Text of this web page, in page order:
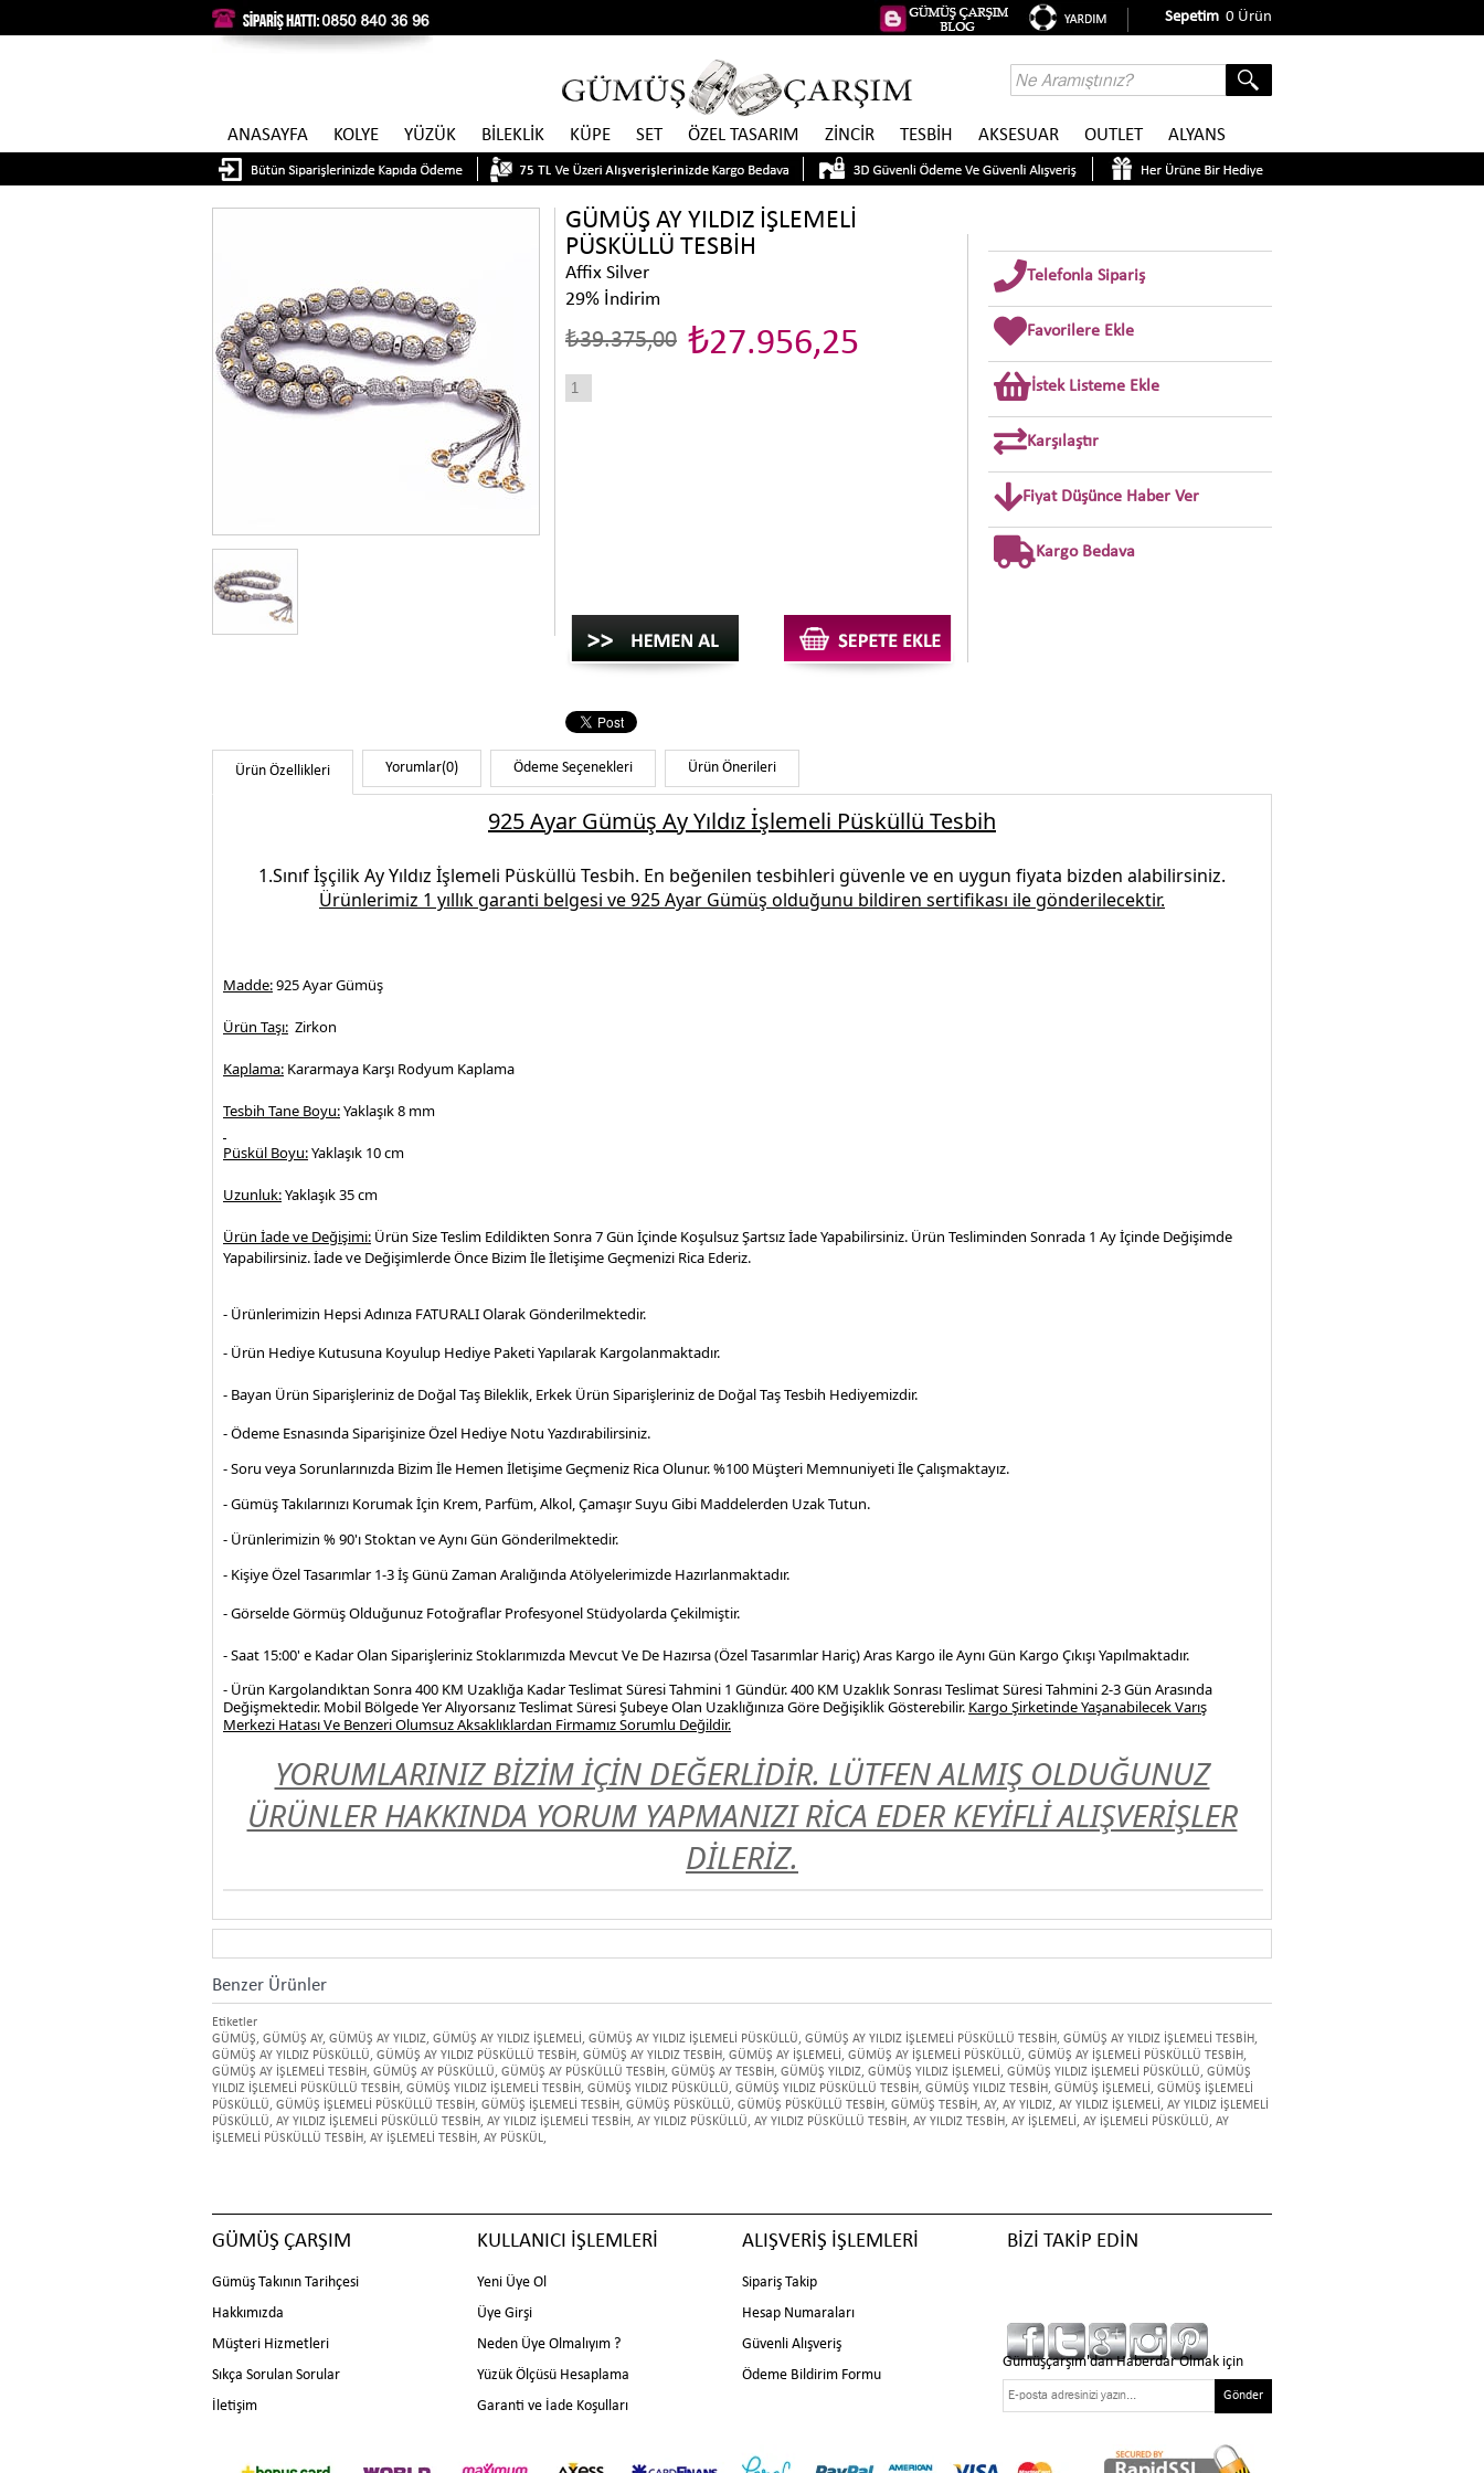
Sepetim 0 Ürün
ANASAYFA KOLYE YÜZÜK BİLEKLİK KÜPE SET ÖZEL TASARIM ZİNCİR TESBİH AKSESUAR OUTLET ALYANS
GÜMÜŞ AY YILDIZ İŞLEMELİ
PÜSKÜLLÜ TESBİH
Affix Silver
%
29 İndirim
₺39.375,00 ₺27.956,25
Telefonla Sipariş
Favorilere Ekle
İstek Listeme Ekle
Karşılaştır
Fiyat Düşünce Haber Ver
Kargo Bedava
Ürün Özellikleri Yorumlar(0) Ödeme Seçenekleri Ürün Önerileri
925 Ayar Gümüş Ay Yıldız İşlemeli Püsküllü Tesbih
1.Sınıf İşçilikAy Yıldız İşlemeli Püsküllü Tesbih. En beğenilen tesbihleri güvenle ve en uygun fiyata bizden alabilirsiniz.
Ürünlerimiz 1 yıllık garanti belgesi ve925 Ayar Gümüş olduğunu bildiren sertifikası ile gönderilecektir.
Madde:925 Ayar Gümüş
Ürün Taşı: Zirkon
Kaplama: Kararmaya Karşı Rodyum Kaplama
Tesbih Tane Boyu:Yaklaşık 8 mm
Püskül Boyu:Yaklaşık 10 cm
Uzunluk:Yaklaşık 35 cm
Ürün İade ve Değişimi: Ürün Size Teslim Edildikten Sonra 7 Gün İçinde Koşulsuz Şartsız İade Yapabilirsiniz. Ürün Tesliminden Sonrada 1 Ay İçinde Değişimde
Yapabilirsiniz. İade ve Değişimlerde Önce Bizim İle İletişime Geçmenizi Rica Ederiz.
- Ürünlerimizin Hepsi Adınıza FATURALI Olarak Gönderilmektedir.
- Ürün Hediye Kutusuna Koyulup Hediye Paketi Yapılarak Kargolanmaktadır.
- Bayan Ürün Siparişleriniz de Doğal Taş Bileklik, Erkek Ürün Siparişleriniz de Doğal Taş Tesbih Hediyemizdir.
- Ödeme Esnasında Siparişinize Özel Hediye Notu Yazdırabilirsiniz.
- Soru veya Sorunlarınızda Bizim İle Hemen İletişime Geçmeniz Rica Olunur. %100 Müşteri Memnuniyeti İle Çalışmaktayız.
- Gümüş Takılarınızı Korumak İçin Krem, Parfüm, Alkol, Çamaşır Suyu Gibi Maddelerden Uzak Tutun.
- Ürünlerimizin % 90'ı Stoktan ve Aynı Gün Gönderilmektedir.
- Kişiye Özel Tasarımlar 1-3 İş Günü Zaman Aralığında Atölyelerimizde Hazırlanmaktadır.
- Görselde Görmüş Olduğunuz Fotoğraflar ProfesyonelStüdyolarda Çekilmiştir.
- Saat 15:00' e Kadar Olan Siparişleriniz Stoklarımızda Mevcut Ve De Hazırsa (Özel Tasarımlar Hariç) Aras Kargo ile Aynı Gün Kargo Çıkışı Yapılmaktadır.
- Ürün Kargolandıktan Sonra 400 KM Uzaklığa Kadar Teslimat Süresi Tahmini 1 Gündür. 400 KM Uzaklık Sonrası Teslimat Süresi Tahmini 2-3 Gün Arasında
Değişmektedir. Mobil Bölgede Yer Alıyorsanız Teslimat Süresi Şubeye Olan Uzaklığınıza Göre Değişiklik Gösterebilir. Kargo Şirketinde Yaşanabilecek Varış
Merkezi Hatası Ve Benzeri Olumsuz Aksaklıklardan Firmamız Sorumlu Değildir.
YORUMLARINIZ BİZİM İÇİN DEĞERLİDİR. LÜTFEN ALMIŞ OLDUĞUNUZ
ÜRÜNLER HAKKINDA YORUM YAPMANIZI RİCA EDER KEYİFLİ ALIŞVERİŞLER
DİLERİZ.
Benzer Ürünler
Etiketler
GÜMÜŞ, GÜMÜŞ AY, GÜMÜŞ AY YILDIZ, GÜMÜŞ AY YILDIZ İŞLEMELİ , GÜMÜŞ AY YILDIZ İŞLEMELİ PÜSKÜLLÜ, GÜMÜŞ AY YILDIZ İŞLEMELİ PÜSKÜLLÜ TESBİH, GÜMÜŞ AY YILDIZ İŞLEMELİ TESBİH,
GÜMÜŞ AY YILDIZ PÜSKÜLLÜ, GÜMÜŞ AY YILDIZ PÜSKÜLLÜ TESBİH, GÜMÜŞ AY YILDIZ TESBİH, GÜMÜŞ AY İŞLEMELİ , GÜMÜŞ AY İŞLEMELİ PÜSKÜLLÜ, GÜMÜŞ AY İŞLEMELİ PÜSKÜLLÜ TESBİH,
GÜMÜŞ AY İŞLEMELİ TESBİH, GÜMÜŞ AY PÜSKÜLLÜ, GÜMÜŞ AY PÜSKÜLLÜ TESBİH, GÜMÜŞ AY TESBİH, GÜMÜŞ YILDIZ, GÜMÜŞ YILDIZ İŞLEMELİ , GÜMÜŞ YILDIZ İŞLEMELİ PÜSKÜLLÜ, GÜMÜŞ
YILDIZ İŞLEMELİ PÜSKÜLLÜ TESBİH, GÜMÜŞ YILDIZ İŞLEMELİ TESBİH, GÜMÜŞ YILDIZ PÜSKÜLLÜ, GÜMÜŞ YILDIZ PÜSKÜLLÜ TESBİH, GÜMÜŞ YILDIZ TESBİH, GÜMÜŞ İŞLEMELİ , GÜMÜŞ İŞLEMELİ
PÜSKÜLLÜ, GÜMÜŞ İŞLEMELİ PÜSKÜLLÜ TESBİH, GÜMÜŞ İŞLEMELİ TESBİH, GÜMÜŞ PÜSKÜLLÜ, GÜMÜŞ PÜSKÜLLÜ TESBİH, GÜMÜŞ TESBİH, AY, AY YILDIZ, AY YILDIZ İŞLEMELİ , AY YILDIZ İŞLEMELİ
PÜSKÜLLÜ, AY YILDIZ İŞLEMELİ PÜSKÜLLÜ TESBİH, AY YILDIZ İŞLEMELİ TESBİH, AY YILDIZ PÜSKÜLLÜ, AY YILDIZ PÜSKÜLLÜ TESBİH, AY YILDIZ TESBİH, AY İŞLEMELİ , AY İŞLEMELİ PÜSKÜLLÜ, AY
İŞLEMELİ PÜSKÜLLÜ TESBİH, AY İŞLEMELİ TESBİH, AY PÜSKÜL,
Gümüşçarşım'dan Haberdar Olmak için
Gönder
GÜMÜŞ ÇARŞIM
Gümüş Takının Tarihçesi
Hakkımızda
Müşteri Hizmetleri
Sıkça Sorulan Sorular
İletişim
KULLANICI İŞLEMLERİ
Yeni Üye Ol
Üye Girşi
Neden Üye Olmalıyım ?
Yüzük Ölçüsü Hesaplama
Garanti ve İade Koşulları
ALIŞVERİŞ İŞLEMLERİ
Sipariş Takip
Hesap Numaraları
Güvenli Alışveriş
Ödeme Bildirim Formu
BİZİ TAKİP EDİN